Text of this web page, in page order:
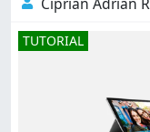
TUTORIAL